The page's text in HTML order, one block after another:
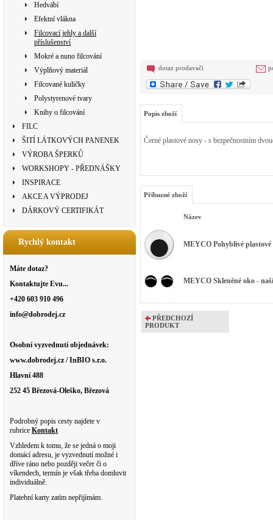
Hedvábí
Efektní vlákna
Filcovací jehly a další
příslušenství
Mokré a nuno filcování
Výplňový materiál
Filcované kuličky
Polystyrenové tvary
Knihy o filcování
FILC
ŠITÍ LÁTKOVÝCH PANENEK
VÝROBA ŠPERKŮ
WORKSHOPY - PŘEDNÁŠKY
INSPIRACE
AKCE A VÝPRODEJ
DÁRKOVÝ CERTIFIKÁT
Rychlý kontakt
Máte dotaz?
Kontaktujte Evu...
+420 603 910 496
info@dobrodej.cz
Osobní vyzvednutí objednávek:
www.dobrodej.cz / InBIO s.r.o.
Hlavní 488
252 45 Březová-Oleško, Březová
Podrobný popis cesty najdete v
rubrice Kontakt
Vzhledem k tomu, že se jedná o moji
domácí adresu, je vyzvednutí možné i
dříve ráno nebo později večer či o
víkendech, termín je však třeba domluvit
individuálně.
Platební karty zatím nepřijímám.
dotaz prodavači
Popis zboží
Černé plastové nosy - s bezpečnostním
Příbuzné zboží
Název
MEYCO Pohyblivé
MEYCO Skleněné oko -
PŘEDCHOZÍ
PRODUKT